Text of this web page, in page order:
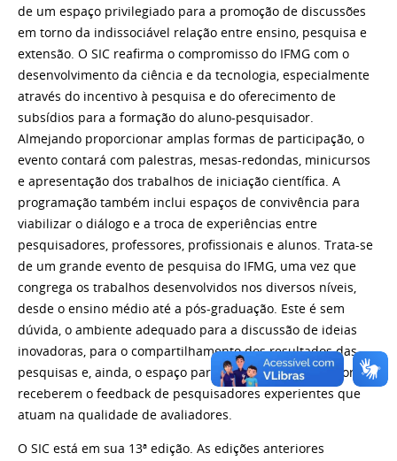
de um espaço privilegiado para a promoção de discussões
em torno da indissociável relação entre ensino, pesquisa e
extensão. O SIC reafirma o compromisso do IFMG com o
desenvolvimento da ciência e da tecnologia, especialmente
através do incentivo à pesquisa e do oferecimento de
subsídios para a formação do aluno-pesquisador.
Almejando proporcionar amplas formas de participação, o
evento contará com palestras, mesas-redondas, minicursos
e apresentação dos trabalhos de iniciação científica. A
programação também inclui espaços de convivência para
viabilizar o diálogo e a troca de experiências entre
pesquisadores, professores, profissionais e alunos. Trata-se
de um grande evento de pesquisa do IFMG, uma vez que
congrega os trabalhos desenvolvidos nos diversos níveis,
desde o ensino médio até a pós-graduação. Este é sem
dúvida, o ambiente adequado para a discussão de ideias
inovadoras, para o compartilhamento dos resultados das
pesquisas e, ainda, o espaço para os jovens pesquisadores
receberem o feedback de pesquisadores experientes que
atuam na qualidade de avaliadores.
O SIC está em sua 13ª edição. As edições anteriores